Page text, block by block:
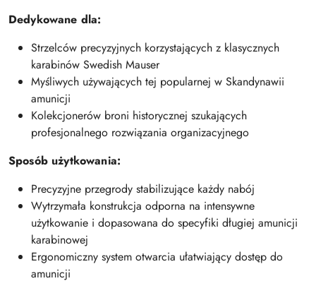
Dedykowane dla:
Strzelców precyzyjnych korzystających z klasycznych
karabinów Swedish Mauser
Myśliwych używających tej popularnej w Skandynawii
amunicji
Kolekcjonerów broni historycznej szukających
profesjonalnego rozwiązania organizacyjnego
Sposób użytkowania:
Precyzyjne przegrody stabilizujące każdy nabój
Wytrzymała konstrukcja odporna na intensywne
użytkowanie i dopasowana do specyfiki długiej amunicji
karabinowej
Ergonomiczny system otwarcia ułatwiający dostęp do
amunicji